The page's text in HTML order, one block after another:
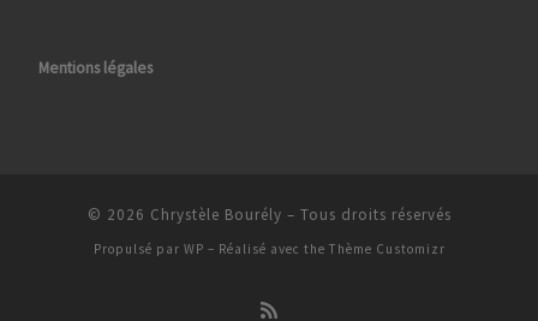
Mentions légales
© 2026 Chrystèle Bourély – Tous droits réservés
Propulsé par WP – Réalisé avec the Thème Customizr